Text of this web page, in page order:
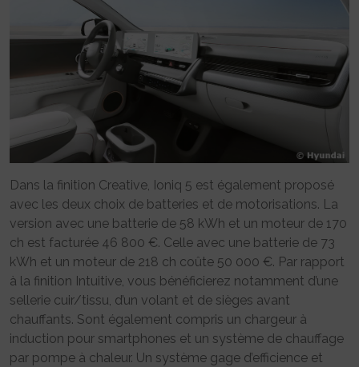
Dans la finition Creative, Ioniq 5 est également proposé
avec les deux choix de batteries et de motorisations. La
version avec une batterie de 58 kWh et un moteur de 170
ch est facturée 46 800 €. Celle avec une batterie de 73
kWh et un moteur de 218 ch coûte 50 000 €. Par rapport
à la finition Intuitive, vous bénéficierez notamment d’une
sellerie cuir/tissu, d’un volant et de sièges avant
chauffants. Sont également compris un chargeur à
induction pour smartphones et un système de chauffage
par pompe à chaleur. Un système gage d’efficience et